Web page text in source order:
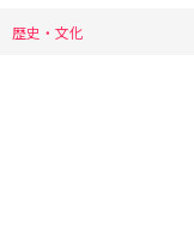
歴史・文化